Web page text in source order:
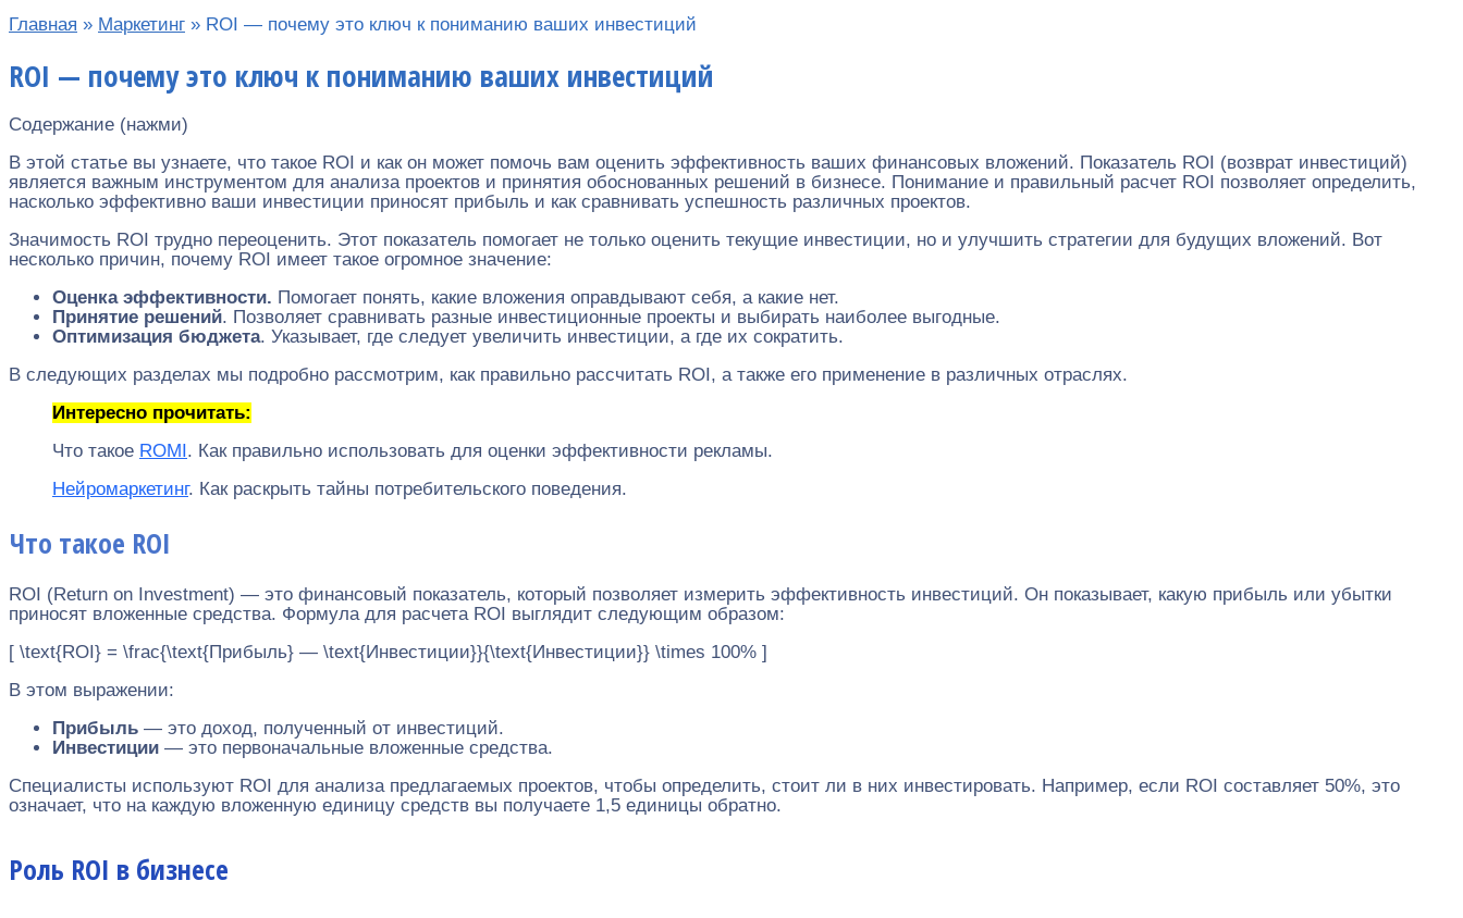
Главная » Маркетинг » ROI — почему это ключ к пониманию ваших инвестиций
ROI — почему это ключ к пониманию ваших инвестиций
Содержание (нажми)
В этой статье вы узнаете, что такое ROI и как он может помочь вам оценить эффективность ваших финансовых вложений. Показатель ROI (возврат инвестиций)
является важным инструментом для анализа проектов и принятия обоснованных решений в бизнесе. Понимание и правильный расчет ROI позволяет определить,
насколько эффективно ваши инвестиции приносят прибыль и как сравнивать успешность различных проектов.
Значимость ROI трудно переоценить. Этот показатель помогает не только оценить текущие инвестиции, но и улучшить стратегии для будущих вложений. Вот
несколько причин, почему ROI имеет такое огромное значение:
Оценка эффективности. Помогает понять, какие вложения оправдывают себя, а какие нет.
Принятие решений. Позволяет сравнивать разные инвестиционные проекты и выбирать наиболее выгодные.
Оптимизация бюджета. Указывает, где следует увеличить инвестиции, а где их сократить.
В следующих разделах мы подробно рассмотрим, как правильно рассчитать ROI, а также его применение в различных отраслях.
Интересно прочитать:
Что такое ROMI. Как правильно использовать для оценки эффективности рекламы.
Нейромаркетинг. Как раскрыть тайны потребительского поведения.
Что такое ROI
ROI (Return on Investment) — это финансовый показатель, который позволяет измерить эффективность инвестиций. Он показывает, какую прибыль или убытки
приносят вложенные средства. Формула для расчета ROI выглядит следующим образом:
[ \text{ROI} = \frac{\text{Прибыль} — \text{Инвестиции}}{\text{Инвестиции}} \times 100% ]
В этом выражении:
Прибыль — это доход, полученный от инвестиций.
Инвестиции — это первоначальные вложенные средства.
Специалисты используют ROI для анализа предлагаемых проектов, чтобы определить, стоит ли в них инвестировать. Например, если ROI составляет 50%, это
означает, что на каждую вложенную единицу средств вы получаете 1,5 единицы обратно.
Роль ROI в бизнесе